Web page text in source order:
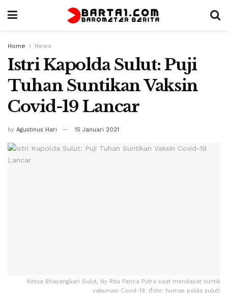
Home News
Istri Kapolda Sulut: Puji
Tuhan Suntikan Vaksin
Covid-19 Lancar
by Agustinus Hari 15 Januari 2021
Ketua Bhayangkari Sulut, Ny Rita Panca Putra saat mendapat suntik
vaksinasi Covid-19. (foto: humas polda sulut)